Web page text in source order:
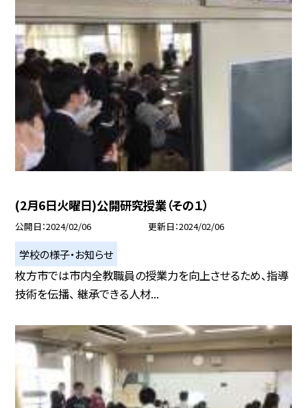
(2月6日火曜日)公開研究授業（その１）
公開日 2024/02/06 更新日 2024/02/06
学校の様子・お知らせ
枚方市では市内全教職員の授業力を向上させるため、指導
技術を伝播、 継承できる人材...